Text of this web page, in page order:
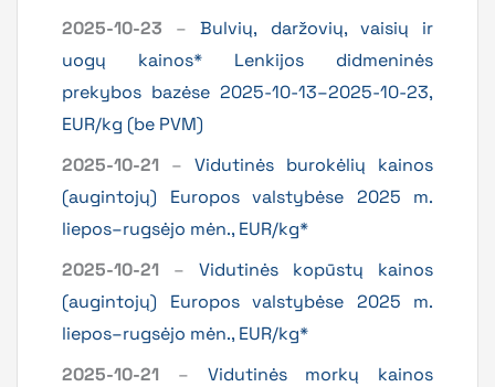
2025-10-23 –Bulvių, daržovių, vaisių ir
uogų kainos* Lenkijos didmeninės
prekybos bazėse 2025-10-13–2025-10-23,
EUR/kg (be PVM)
2025-10-21 – Vidutinės burokėlių kainos
(augintojų) Europos valstybėse 2025 m.
liepos–rugsėjo mėn., EUR/kg*
2025-10-21 – Vidutinės kopūstų kainos
(augintojų) Europos valstybėse 2025 m.
liepos–rugsėjo mėn., EUR/kg*
2025-10-21 – Vidutinės morkų kainos